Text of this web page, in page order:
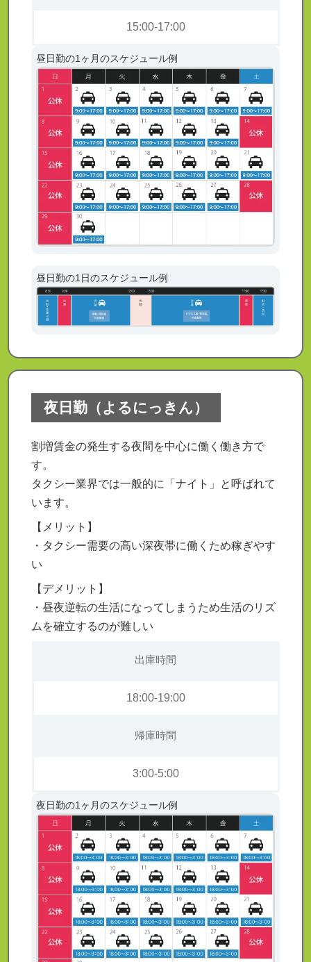
15:00-17:00
昼日勤の1ヶ月のスケジュール例
昼日勤の1日のスケジュール例
夜日勤（よるにっきん）
割増賃金の発生する夜間を中心に働く働き方で
す。
タクシー業界では一般的に「ナイト」と呼ばれて
います。
【メリット】
・タクシー需要の高い深夜帯に働くため稼ぎやす
い
【デメリット】
・昼夜逆転の生活になってしまうため生活のリズ
ムを確立するのが難しい
出庫時間
18:00-19:00
帰庫時間
3:00-5:00
夜日勤の1ヶ月のスケジュール例